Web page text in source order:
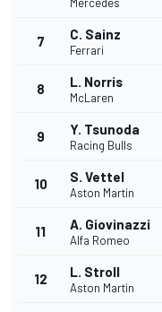
7 C. Sainz
Ferrari
8 L. Norris
McLaren
9 Y. Tsunoda
Racing Bulls
10 S. Vettel
Aston Martin
11 A. Giovinazzi
Alfa Romeo
12 L. Stroll
Aston Martin